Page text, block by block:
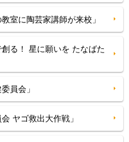
室に陶芸家講師が来校」
る！ 星に願いを たなばた
員会」
ヤゴ救出大作戦」